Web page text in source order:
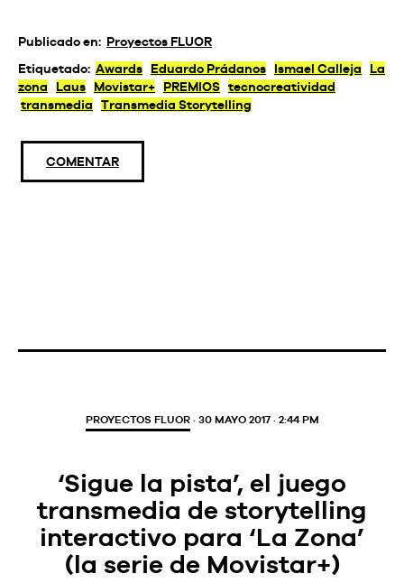
Publicado en: Proyectos FLUOR
Etiquetado: Awards Eduardo Prádanos Ismael Calleja
La
zona
Laus Movistar+ PREMIOS tecnocreatividad
transmedia
Transmedia Storytelling
COMENTAR
PROYECTOS FLUOR· 30 MAYO 2017 · 2:44 PM
‘Sigue la pista’, el juego
transmedia de storytelling
interactivo para ‘La Zona’
(la serie de Movistar+)